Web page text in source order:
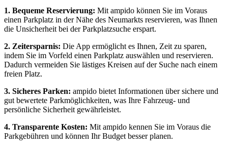
1. Bequeme Reservierung: Mit ampido können Sie im Voraus
einen Parkplatz in der Nähe des Neumarkts reservieren, was Ihnen
die Unsicherheit bei der Parkplatzsuche erspart.
2. Zeitersparnis: Die App ermöglicht es Ihnen, Zeit zu sparen,
indem Sie im Vorfeld einen Parkplatz auswählen und reservieren.
Dadurch vermeiden Sie lästiges Kreisen auf der Suche nach einem
freien Platz.
3. Sicheres Parken: ampido bietet Informationen über sichere und
gut bewertete Parkmöglichkeiten, was Ihre Fahrzeug- und
persönliche Sicherheit gewährleistet.
4. Transparente Kosten: Mit ampido kennen Sie im Voraus die
Parkgebühren und können Ihr Budget besser planen.